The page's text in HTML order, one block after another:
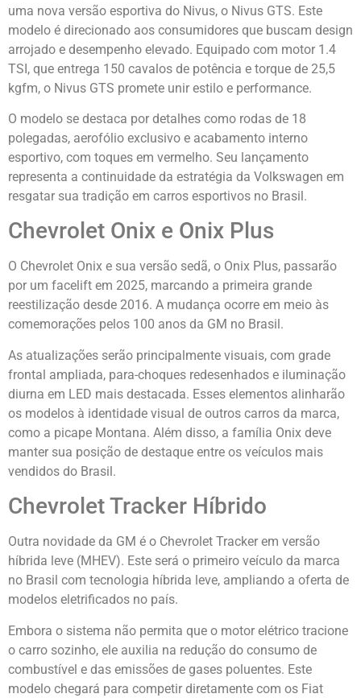
uma nova versão esportiva do Nivus, o Nivus GTS. Este
modelo é direcionado aos consumidores que buscam design
arrojado e desempenho elevado. Equipado com motor 1.4
TSI, que entrega 150 cavalos de potência e torque de 25,5
kgfm, o Nivus GTS promete unir estilo e performance.
O modelo se destaca por detalhes como rodas de 18
polegadas, aerofólio exclusivo e acabamento interno
esportivo, com toques em vermelho. Seu lançamento
representa a continuidade da estratégia da Volkswagen em
resgatar sua tradição em carros esportivos no Brasil.
Chevrolet Onix e Onix Plus
O Chevrolet Onix e sua versão sedã, o Onix Plus, passarão
por um facelift em 2025, marcando a primeira grande
reestilização desde 2016. A mudança ocorre em meio às
comemorações pelos 100 anos da GM no Brasil.
As atualizações serão principalmente visuais, com grade
frontal ampliada, para-choques redesenhados e iluminação
diurna em LED mais destacada. Esses elementos alinharão
os modelos à identidade visual de outros carros da marca,
como a picape Montana. Além disso, a família Onix deve
manter sua posição de destaque entre os veículos mais
vendidos do Brasil.
Chevrolet Tracker Híbrido
Outra novidade da GM é o Chevrolet Tracker em versão
híbrida leve (MHEV). Este será o primeiro veículo da marca
no Brasil com tecnologia híbrida leve, ampliando a oferta de
modelos eletrificados no país.
Embora o sistema não permita que o motor elétrico tracione
o carro sozinho, ele auxilia na redução do consumo de
combustível e das emissões de gases poluentes. Este
modelo chegará para competir diretamente com os Fiat